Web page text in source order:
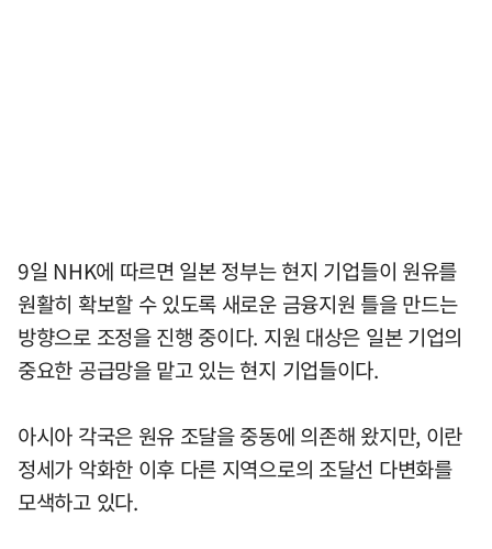
9일 NHK에 따르면 일본 정부는 현지 기업들이 원유를
원활히 확보할 수 있도록 새로운 금융지원 틀을 만드는
방향으로 조정을 진행 중이다. 지원 대상은 일본 기업의
중요한 공급망을 맡고 있는 현지 기업들이다.
아시아 각국은 원유 조달을 중동에 의존해 왔지만, 이란
정세가 악화한 이후 다른 지역으로의 조달선 다변화를
모색하고 있다.